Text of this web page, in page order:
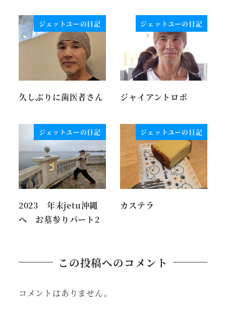
ジェットユーの日記
久しぶりに歯医者さん
ジェットユーの日記
ジャイアントロボ
ジェットユーの日記
2023 年末jetu沖縄
へ お墓参りパート2
ジェットユーの日記
カステラ
この投稿へのコメント
コメントはありません。